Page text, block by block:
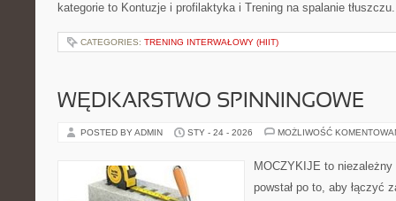
kategorie to Kontuzje i profilaktyka i Trening na spalanie
CATEGORIES: TRENING INTERWAŁOWY (HIIT)
WĘDKARSTWO SPINNINGOWE
POSTED BY ADMIN STY - 24 - 2026 MOŻLIWOŚĆ
MOCZYKIJE to
powstał po to, aby łączyć